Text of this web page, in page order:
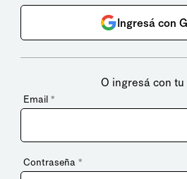
Ingresá con
O ingresá con tu
Email *
Contraseña *